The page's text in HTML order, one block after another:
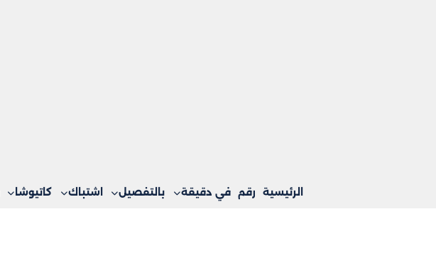
الرئيسية رقم في دقيقة بالتفصيل اشتباك كاتيوشا